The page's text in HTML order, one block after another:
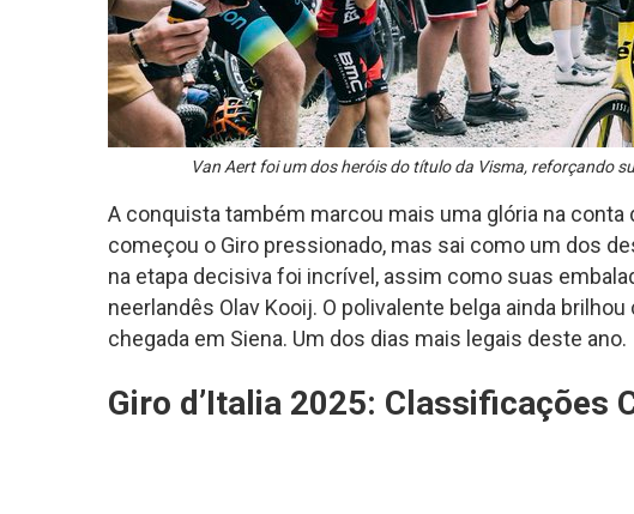
Van Aert foi um dos heróis do título da Visma, reforçando
A conquista também marcou mais uma glória na conta
começou o Giro pressionado, mas sai como um dos
na etapa decisiva foi incrível, assim como suas
neerlandês Olav Kooij. O polivalente belga ainda
chegada em Siena. Um dos dias mais legais deste ano.
Giro d’Italia 2025: Classificações